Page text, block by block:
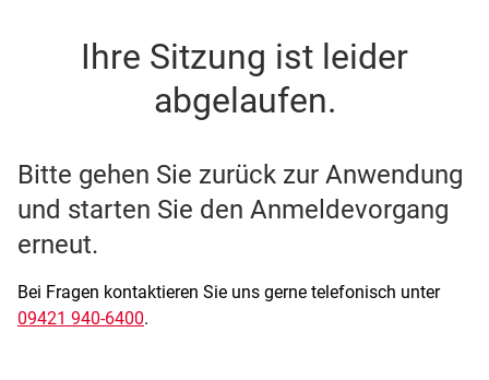
SSO Single-Sign-On der
Ihre Sitzung ist leider
abgelaufen.
Bitte gehen Sie zurück zur Anwendung
und starten Sie den Anmeldevorgang
erneut.
Bei Fragen kontaktieren Sie uns gerne telefonisch unter
09421 940-6400.